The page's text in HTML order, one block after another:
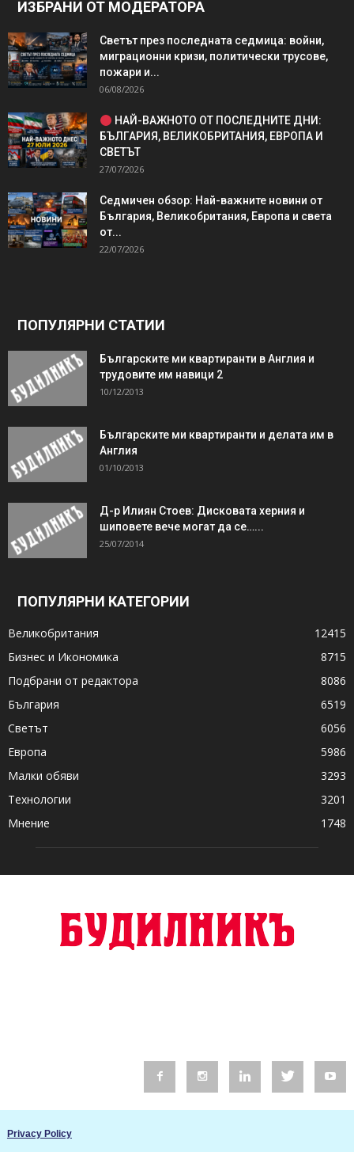
ИЗБРАНИ ОТ МОДЕРАТОРА
Светът през последната седмица: войни,
миграционни кризи, политически трусове,
пожари и...
06/08/2026
НАЙ-ВАЖНОТО ОТ ПОСЛЕДНИТЕ ДНИ:
БЪЛГАРИЯ, ВЕЛИКОБРИТАНИЯ, ЕВРОПА И
СВЕТЪТ
27/07/2026
Седмичен обзор: Най-важните новини от
България, Великобритания, Европа и света
от...
22/07/2026
ПОПУЛЯРНИ СТАТИИ
Българските ми квартиранти в Англия и
трудовите им навици 2
10/12/2013
Българските ми квартиранти и делата им в
Англия
01/10/2013
Д-р Илиян Стоев: Дисковата херния и
шиповете вече могат да се…...
25/07/2014
ПОПУЛЯРНИ КАТЕГОРИИ
Великобритания
12415
Бизнес и Икономика
8715
Подбрани от редактора
8086
България
6519
Светът
6056
Европа
5986
Малки обяви
3293
Технологии
3201
Мнение
1748
Privacy Policy